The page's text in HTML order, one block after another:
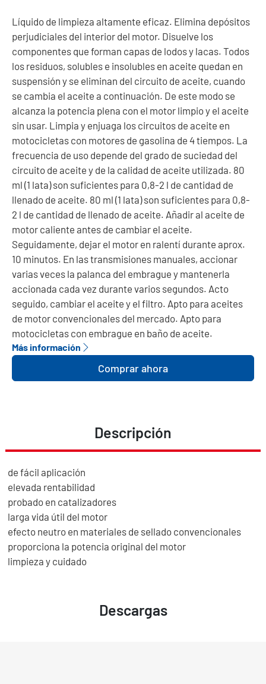
Líquido de limpieza altamente eficaz. Elimina depósitos
perjudiciales del interior del motor. Disuelve los
componentes que forman capas de lodos y lacas. Todos
los residuos, solubles e insolubles en aceite quedan en
suspensión y se eliminan del circuito de aceite, cuando
se cambia el aceite a continuación. De este modo se
alcanza la potencia plena con el motor limpio y el aceite
sin usar. Limpia y enjuaga los circuitos de aceite en
motocicletas con motores de gasolina de 4 tiempos. La
frecuencia de uso depende del grado de suciedad del
circuito de aceite y de la calidad de aceite utilizada. 80
ml (1 lata) son suficientes para 0,8-2 l de cantidad de
llenado de aceite. 80 ml (1 lata) son suficientes para 0,8-
2 l de cantidad de llenado de aceite. Añadir al aceite de
motor caliente antes de cambiar el aceite.
Seguidamente, dejar el motor en ralentí durante aprox.
10 minutos. En las transmisiones manuales, accionar
varias veces la palanca del embrague y mantenerla
accionada cada vez durante varios segundos. Acto
seguido, cambiar el aceite y el filtro. Apto para aceites
de motor convencionales del mercado. Apto para
motocicletas con embrague en baño de aceite.
Más información
Comprar ahora
Descripción
Descargas
de fácil aplicación
elevada rentabilidad
probado en catalizadores
larga vida útil del motor
efecto neutro en materiales de sellado convencionales
proporciona la potencia original del motor
limpieza y cuidado